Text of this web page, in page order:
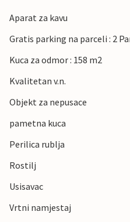
Aparat za kavu
Gratis parking na parceli : 2
Kuca za odmor : 158 m2
Kvalitetan v.n.
Objekt za nepusace
pametna kuca
Perilica rublja
Rostilj
Usisavac
Vrtni namjestaj